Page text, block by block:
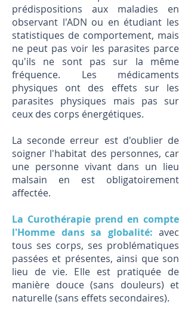
prédispositions aux maladies en
observant l'ADN ou en étudiant les
statistiques de comportement, mais
ne peut pas voir les parasites parce
qu'ils ne sont pas sur la même
fréquence. Les médicaments
physiques ont des effets sur les
parasites physiques mais pas sur
ceux des corps énergétiques.
La seconde erreur est d'oublier de
soigner l'habitat des personnes, car
une personne vivant dans un lieu
malsain en est obligatoirement
affectée.
La Curothérapie prend en compte
l'Homme dans sa globalité: avec
tous ses corps, ses problématiques
passées et présentes, ainsi que son
lieu de vie. Elle est pratiquée de
manière douce (sans douleurs) et
naturelle (sans effets secondaires).